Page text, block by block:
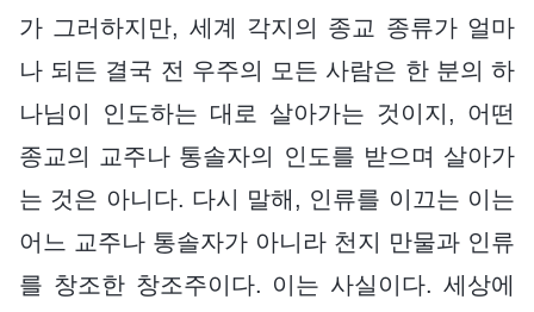
가 그러하지만, 세계 각지의 종교 종류가 얼마
나 되든 결국 전 우주의 모든 사람은 한 분의 하
나님이 인도하는 대로 살아가는 것이지, 어떤
종교의 교주나 통솔자의 인도를 받으며 살아가
는 것은 아니다. 다시 말해, 인류를 이끄는 이는
어느 교주나 통솔자가 아니라 천지 만물과 인류
를 창조한 창조주이다. 이는 사실이다. 세상에